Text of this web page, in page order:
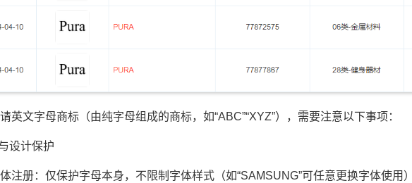
文字母商标（由纯字母组成的商标，如“ABC”“XYZ”），需要注意以下事项：
计保护
册：仅保护字母本身，不限制字体样式（如“SAMSUNG”可任意更换字体使用